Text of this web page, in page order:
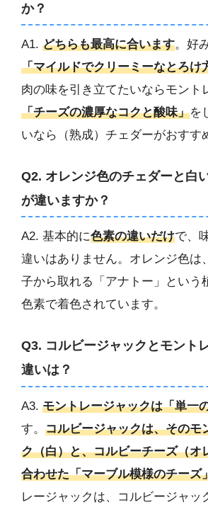
か？
A1. どちらも最高に合います。好
「マイルドでクリーミーなとろけ
肉の味を引き立てたいならモント
「チーズの濃厚なコクと酸味」を
いなら（熟成）チェダーがおすす
Q2. オレンジ色のチェダーと白
が違いますか？
A2. 基本的に色素の違いだけで、
違いはありません。オレンジ色は
子から取れる「アナトー」という
色素で着色されています。
Q3. コルビージャックとモント
違いは？
A3. モントレージャックは「単一
す。 コルビージャックは、そのモ
ク（白）と、コルビーチーズ（オ
合わせた「マーブル模様のチーズ
レージャックは、コルビージャッ